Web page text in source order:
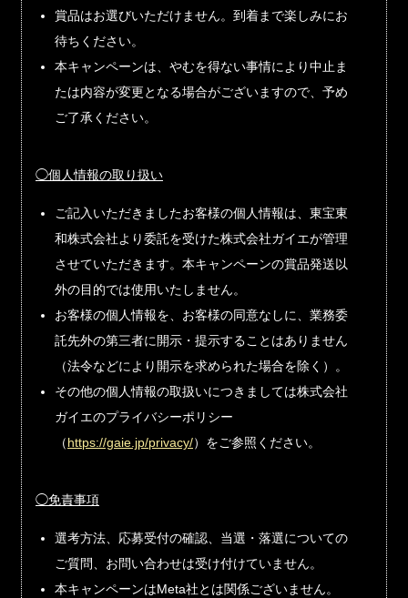
賞品はお選びいただけません。到着まで楽しみにお
待ちください。
本キャンペーンは、やむを得ない事情により中止ま
たは内容が変更となる場合がございますので、予め
ご了承ください。
◯個人情報の取り扱い
ご記入いただきましたお客様の個人情報は、東宝東
和株式会社より委託を受けた株式会社ガイエが管理
させていただきます。本キャンペーンの賞品発送以
外の目的では使用いたしません。
お客様の個人情報を、お客様の同意なしに、業務委
託先外の第三者に開示・提示することはありません
（法令などにより開示を求められた場合を除く）。
その他の個人情報の取扱いにつきましては株式会社
ガイエのプライバシーポリシー
（https://gaie.jp/privacy/）をご参照ください。
◯免責事項
選考方法、応募受付の確認、当選・落選についての
ご質問、お問い合わせは受け付けていません。
本キャンペーンはMeta社とは関係ございません。